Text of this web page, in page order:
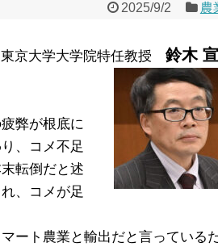
2025/9/2 農
東京大学大学院特任教授 鈴木
弊が根底に
、コメ不足
転倒だと述
、コメが足
ート農業と輸出だと言っている